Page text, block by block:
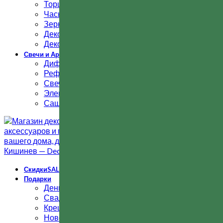
Торшеры
Часы
Зеркала
Декоративная мебель
Декоративные цветы
Свечи и Ароматы
Диффузоры
Рефилл и запаски
Свечи ароматические
Электрические диффузоры / масла
Саше и палочки
СкидкиSALE
Подарки
День рождения
Свадьба
Крещение
Новоселье